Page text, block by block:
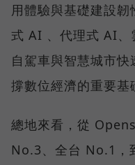
用體驗與基礎建設
式 AI 、代理式 AI、
自駕車與智慧城市
撐數位經濟的重要基
總地來看，從
No.3、全台 No.1，